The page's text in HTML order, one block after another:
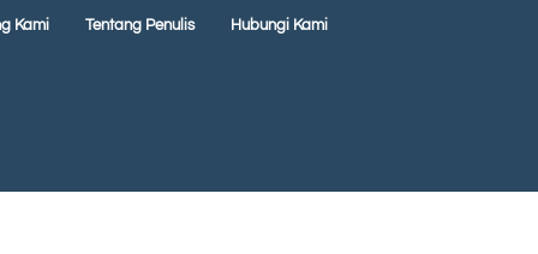
Kami Tentang Penulis Hubungi Kami